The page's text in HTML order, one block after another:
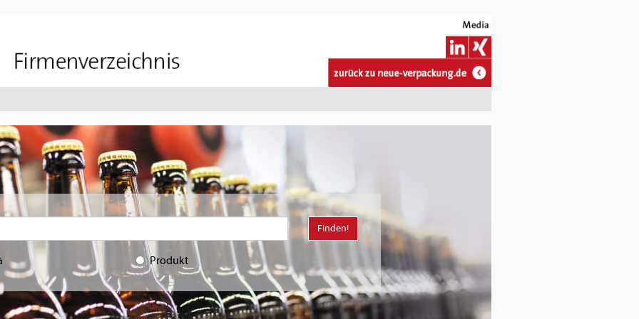
Finden!
Produkt